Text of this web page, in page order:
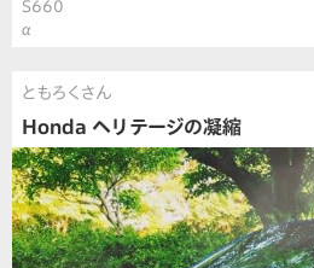
S660
α
ともろくさん
Honda ヘリテージの凝縮